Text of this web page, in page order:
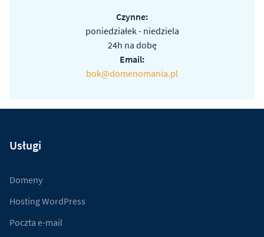
Czynne:
poniedziałek - niedziela
24h na dobę
Email:
bok@domenomania.pl
Usługi
Domeny
Hosting WordPress
Poczta e-mail